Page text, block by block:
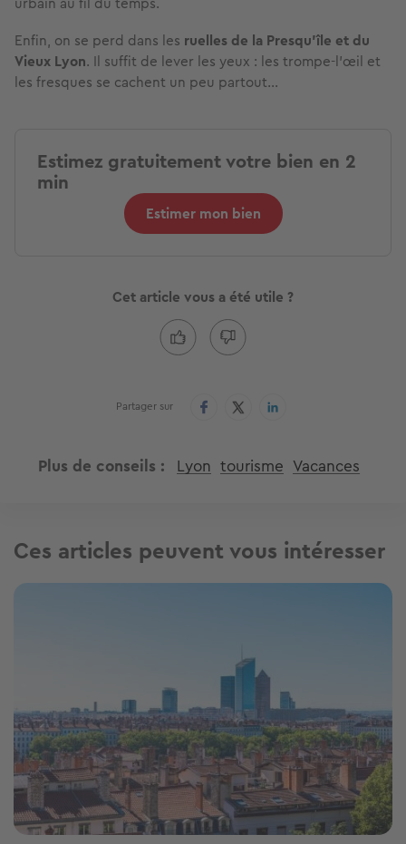
Enfin, on se perd dans les ruelles de la Presqu’île et du
Vieux Lyon. Il suffit de lever les yeux : les trompe-l’œil et
les fresques se cachent un peu partout…
Estimez gratuitement votre bien en 2
min
Estimer mon bien
Cet article vous a été utile ?
Partager sur
Plus de conseils Lyon tourisme Vacances
Ces articles peuvent vous intéresser
Image